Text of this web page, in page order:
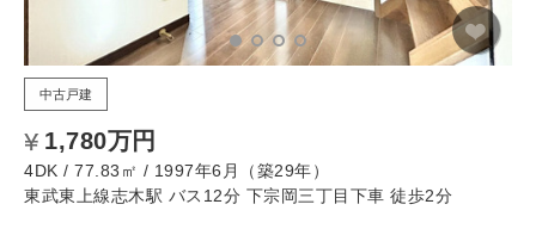
中古戸建
1,780万円
4DK / 77.83㎡ / 1997年6月（築29年）
東武東上線志木駅 バス12分 下宗岡三丁目下車 徒歩2分